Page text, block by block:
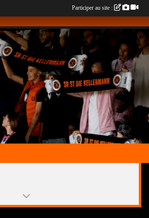
Participer au site :